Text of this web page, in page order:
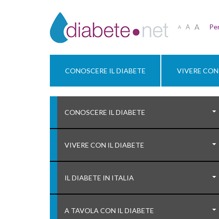
A A A
CONOSCERE IL DIABETE VIVERE
CONOSCERE IL DIABETE
VIVERE CON IL DIABETE
IL DIABETE IN ITALIA
A TAVOLA CON IL DIABETE